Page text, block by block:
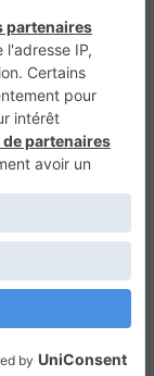
FullAttack